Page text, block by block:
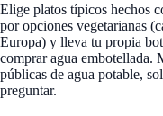
Elige platos típicos hechos
por opciones vegetarianas
Europa) y lleva tu propia
comprar agua embotellada.
públicas de agua potable,
preguntar.